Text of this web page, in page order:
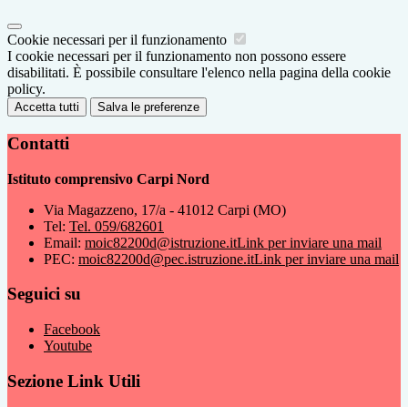
Cookie necessari per il funzionamento
I cookie necessari per il funzionamento non possono essere
disabilitati. È possibile consultare l'elenco nella pagina della cookie
policy.
Accetta tutti Salva le preferenze
Contatti
Istituto comprensivo Carpi Nord
Via Magazzeno, 17/a - 41012 Carpi (MO)
Tel: Tel. 059/682601
Email: moic82200d@istruzione.itLink per inviare una mail
PEC: moic82200d@pec.istruzione.itLink per inviare una mail
Seguici su
Facebook
Youtube
Sezione Link Utili